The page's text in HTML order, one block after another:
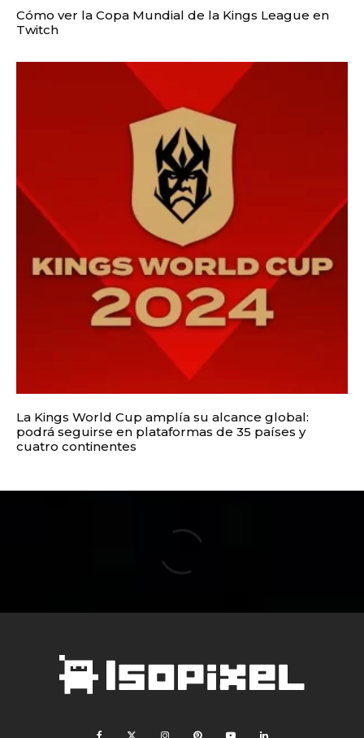
Cómo ver la Copa Mundial de la Kings League en
Twitch
La Kings World Cup amplía su alcance global:
podrá seguirse en plataformas de 35 países y
cuatro continentes